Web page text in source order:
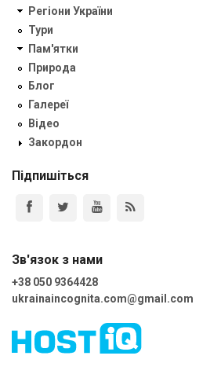
Регіони України
Тури
Пам'ятки
Природа
Блог
Галереї
Відео
Закордон
Підпишіться
Зв'язок з нами
+38 050 9364428
ukrainaincognita.com@gmail.com